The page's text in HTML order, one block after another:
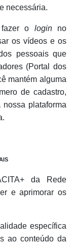
necessária.
o loginno
os vídeos e os
pessoais que
(Portal dos
mantém alguma
de cadastro,
plataforma
da Rede
e aprimorar os
específica
ao conteúdo da